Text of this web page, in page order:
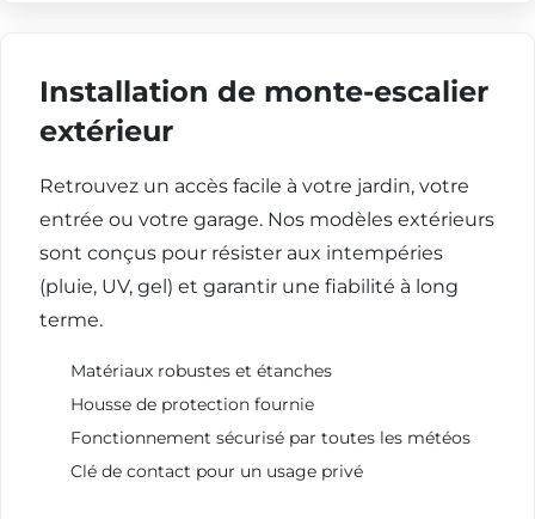
Installation de monte-escalier
extérieur
Retrouvez un accès facile à votre jardin, votre
entrée ou votre garage. Nos modèles extérieurs
sont conçus pour résister aux intempéries
(pluie, UV, gel) et garantir une fiabilité à long
terme.
Matériaux robustes et étanches
Housse de protection fournie
Fonctionnement sécurisé par toutes les météos
Clé de contact pour un usage privé